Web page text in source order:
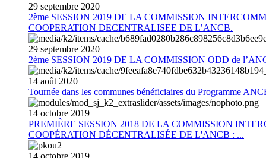
29 septembre 2020
2ème SESSION 2019 DE LA COMMISSION
COOPERATION DECENTRALISEE DE L’ANCB.
29 septembre 2020
2ème SESSION 2019 DE LA COMMISSION ODD de
14 août 2020
Tournée dans les communes bénéficiaires du Programme
14 octobre 2019
PREMIÈRE SESSION 2018 DE LA COMMISSION
COOPÉRATION DÉCENTRALISÉE DE L'ANCB : ...
14 octobre 2019